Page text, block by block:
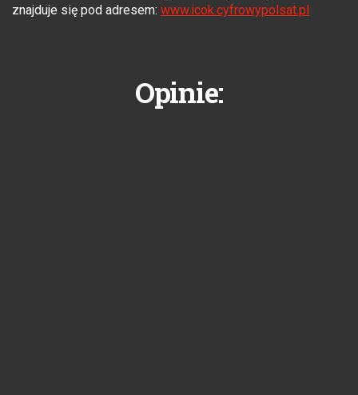
znajduje się pod adresem: www.icok.cyfrowypolsat.pl
Opinie: